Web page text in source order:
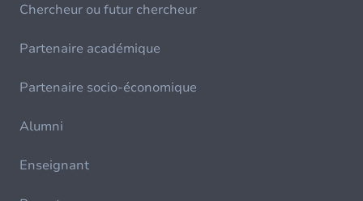
Chercheur ou futur chercheur
Partenaire académique
Partenaire socio-économique
Alumni
Enseignant